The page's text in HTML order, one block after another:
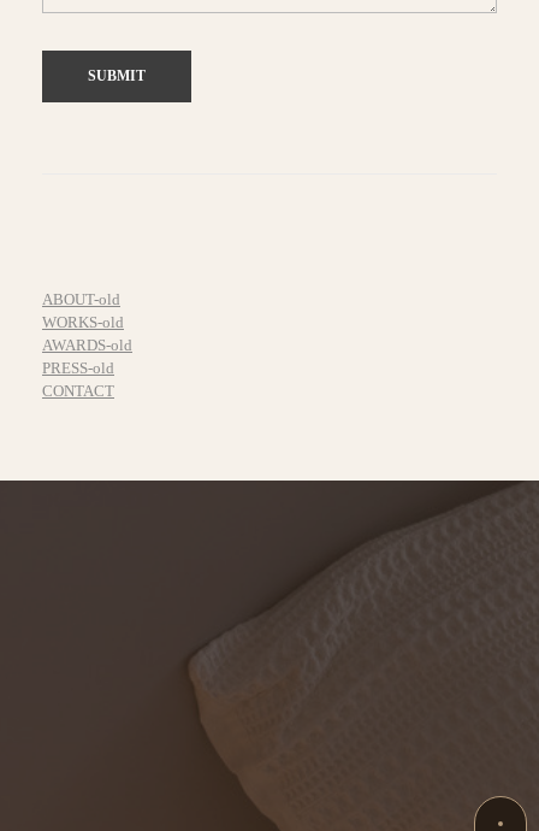
ABOUT-old
WORKS-old
AWARDS-old
PRESS-old
CONTACT